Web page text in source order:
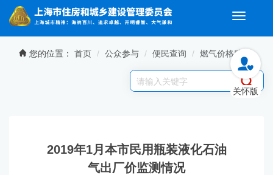
无障碍操作说明 跳转到网站导航区 跳转到主要内容区域
Toggle
您的位置： 首页 公众参与 便民查询 燃气价格监测
2019年1月本市民用瓶装液化石油
气出厂价监测情况
关怀版